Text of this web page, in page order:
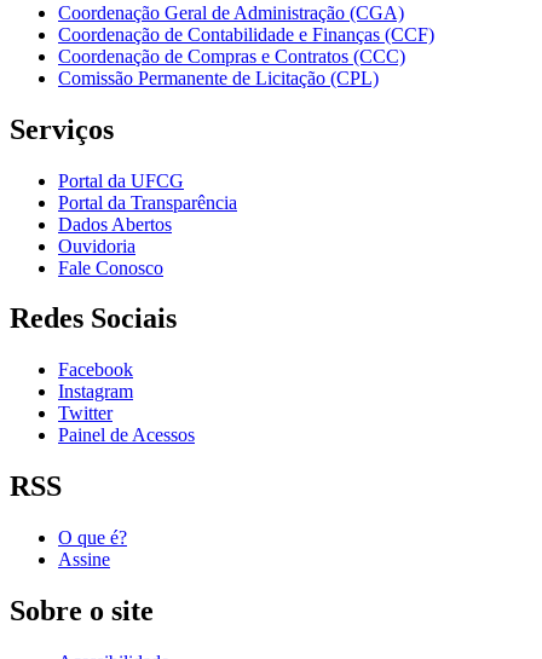
Coordenação Geral de Administração (CGA)
Coordenação de Contabilidade e Finanças (CCF)
Coordenação de Compras e Contratos (CCC)
Comissão Permanente de Licitação (CPL)
Serviços
Portal da UFCG
Portal da Transparência
Dados Abertos
Ouvidoria
Fale Conosco
Redes Sociais
Facebook
Instagram
Twitter
Painel de Acessos
RSS
O que é?
Assine
Sobre o site